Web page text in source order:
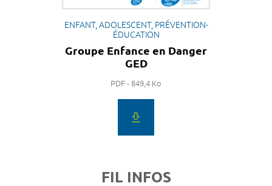
ENFANT, ADOLESCENT, PRÉVENTION-
ÉDUCATION
Groupe Enfance en Danger
GED
PDF - 849,4 Ko
FIL INFOS